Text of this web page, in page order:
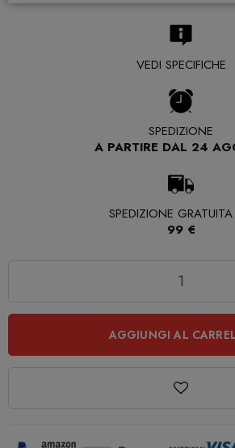
VEDI SPECIFICHE
SPEDIZIONE
A PARTIRE DAL 24
SPEDIZIONE
99 €
AGGIUNGI AL